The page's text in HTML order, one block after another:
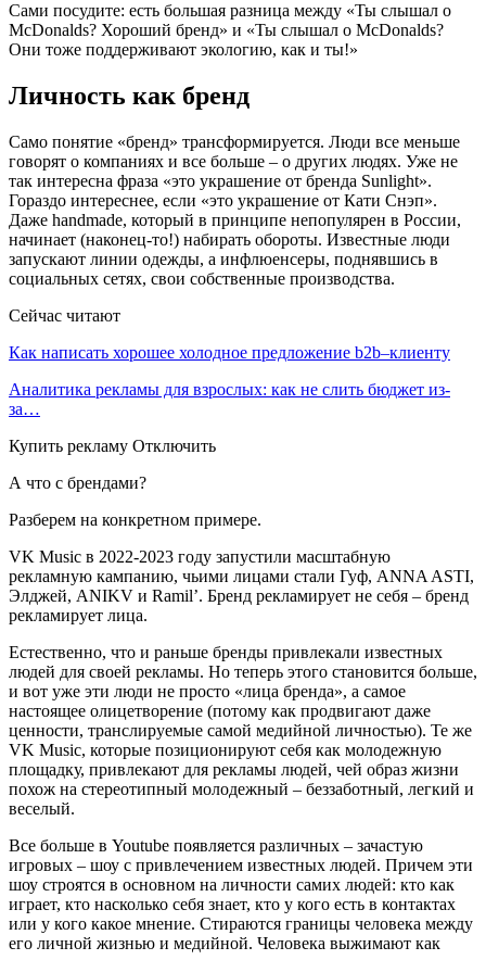
Сами посудите: есть большая разница между «Ты слышал о
McDonalds? Хороший бренд» и «Ты слышал о McDonalds?
Они тоже поддерживают экологию, как и ты!»
Личность как бренд
Само понятие «бренд» трансформируется. Люди все меньше
говорят о компаниях и все больше – о других людях. Уже не
так интересна фраза «это украшение от бренда Sunlight».
Гораздо интереснее, если «это украшение от Кати Снэп».
Даже handmade, который в принципе непопулярен в России,
начинает (наконец-то!) набирать обороты. Известные люди
запускают линии одежды, а инфлюенсеры, поднявшись в
социальных сетях, свои собственные производства.
Сейчас читают
Как написать хорошее холодное предложение b2b–клиенту
Аналитика рекламы для взрослых: как не слить бюджет из-
за…
Купить рекламу Отключить
А что с брендами?
Разберем на конкретном примере.
VK Music в 2022-2023 году запустили масштабную
рекламную кампанию, чьими лицами стали Гуф, ANNA ASTI,
Элджей, ANIKV и Ramil’. Бренд рекламирует не себя – бренд
рекламирует лица.
Естественно, что и раньше бренды привлекали известных
людей для своей рекламы. Но теперь этого становится больше,
и вот уже эти люди не просто «лица бренда», а самое
настоящее олицетворение (потому как продвигают даже
ценности, транслируемые самой медийной личностью). Те же
VK Music, которые позиционируют себя как молодежную
площадку, привлекают для рекламы людей, чей образ жизни
похож на стереотипный молодежный – беззаботный, легкий и
веселый.
Все больше в Youtube появляется различных – зачастую
игровых – шоу с привлечением известных людей. Причем эти
шоу строятся в основном на личности самих людей: кто как
играет, кто насколько себя знает, кто у кого есть в контактах
или у кого какое мнение. Стираются границы человека между
его личной жизнью и медийной. Человека выжимают как